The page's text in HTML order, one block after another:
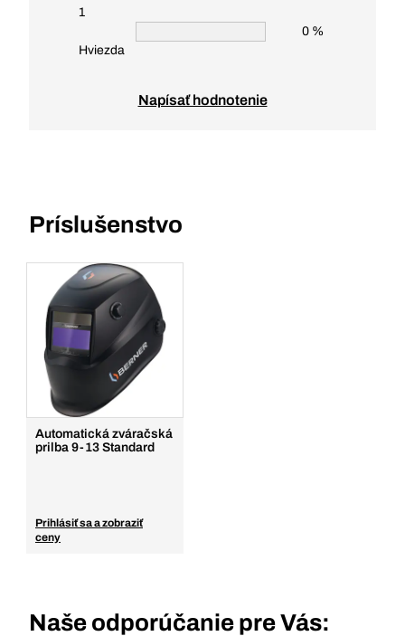
1
Hviezda
0 %
Napísať hodnotenie
Príslušenstvo
Automatická zváračská
prilba 9-13 Standard
Prihlásiť sa a zobraziť
ceny
Naše odporúčanie pre Vás: